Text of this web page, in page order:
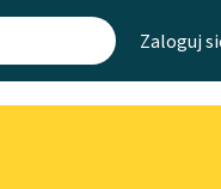
Zaloguj